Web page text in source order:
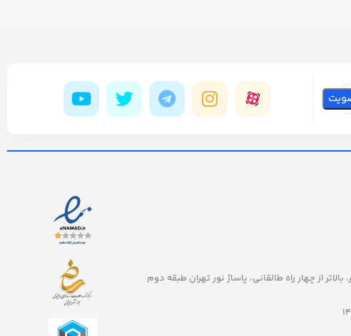
بالاتر از چهار راه طالقانی، پاساژ نور تهران طبقه دوم